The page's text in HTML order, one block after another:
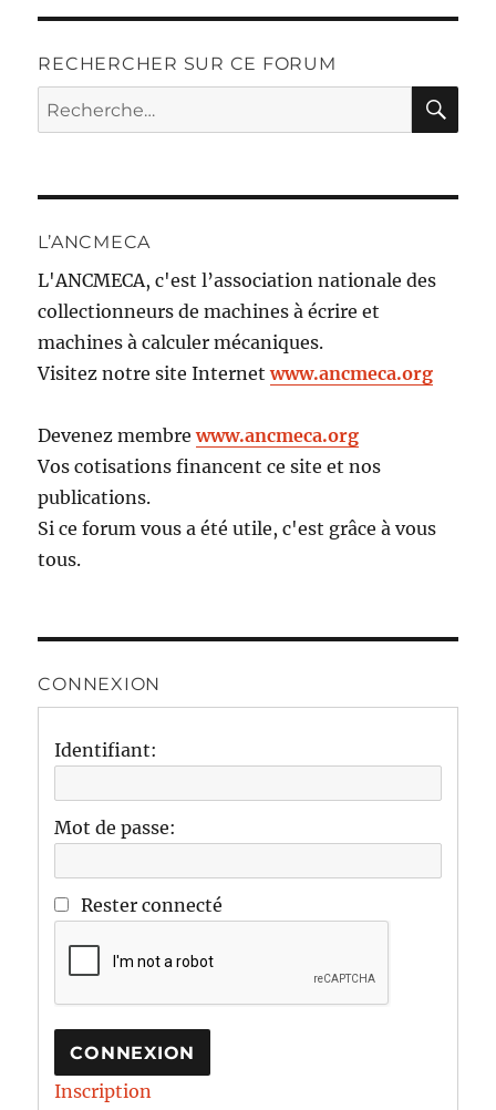
RECHERCHER SUR CE FORUM
Recherche
pour :
L’ANCMECA
L'ANCMECA, c'est l’association nationale des
collectionneurs de machines à écrire et
machines à calculer mécaniques.
Visitez notre site Internetwww.ancmeca.org
Devenez membrewww.ancmeca.org
Vos cotisations financent ce site et nos
publications.
Si ce forum vous a été utile, c'est grâce à vous
tous.
CONNEXION
Identifiant:
Mot de passe:
Rester connecté
CONNEXION
Inscription